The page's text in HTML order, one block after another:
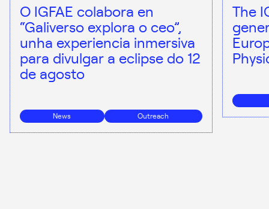
O IGFAE colabora en
“Galiverso explora o ceo”,
unha experiencia inmersiva
para divulgar a eclipse do 12
de agosto
News Outreach
The